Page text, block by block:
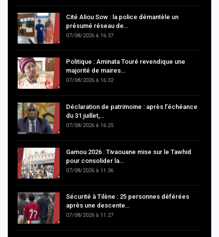
Cité Aliou Sow : la police démantèle un
présumé réseau de…
07/08/2026 à 16:37
Politique : Aminata Touré revendique une
majorité de maires…
07/08/2026 à 16:32
Déclaration de patrimoine : après l’échéance
du 31 juillet,…
07/08/2026 à 16:25
Gamou 2026 : Tivaouane mise sur le Tawhid
pour consolider la…
07/08/2026 à 11:36
Sécurité à Tilène : 25 personnes déférées
après une descente…
07/08/2026 à 11:27